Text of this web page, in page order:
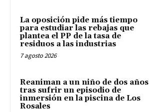
La oposición pide más tiempo
para estudiar las rebajas que
plantea el PP de la tasa de
residuos a las industrias
7 agosto 2026
Reaniman a un niño de dos años
tras sufrir un episodio de
inmersión en la piscina de Los
Rosales